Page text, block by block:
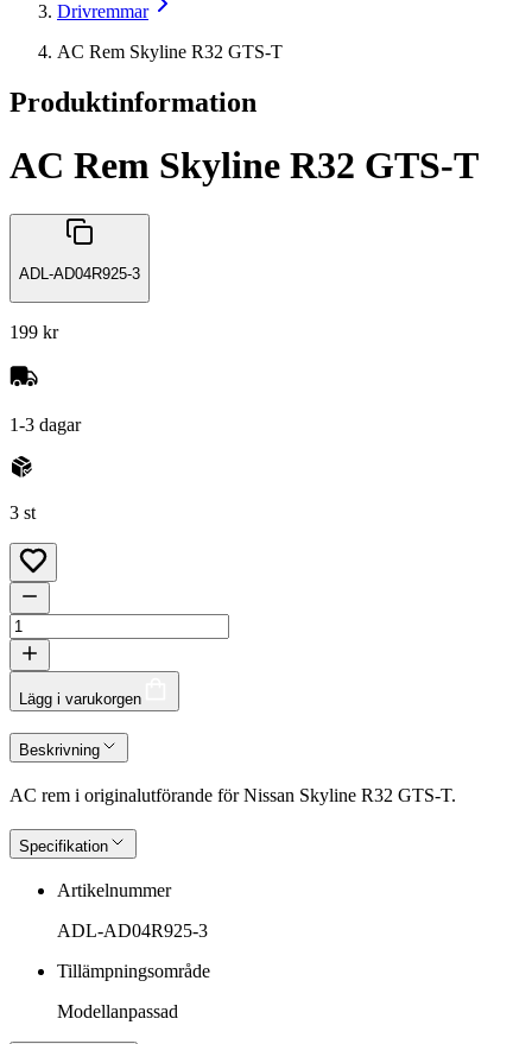
Drivremmar
AC Rem Skyline R32 GTS-T
Produktinformation
AC Rem Skyline R32 GTS-T
ADL-AD04R925-3
199 kr
1-3 dagar
3 st
Lägg i varukorgen
Beskrivning
AC rem i originalutförande för Nissan Skyline R32 GTS-T.
Specifikation
Artikelnummer
ADL-AD04R925-3
Tillämpningsområde
Modellanpassad